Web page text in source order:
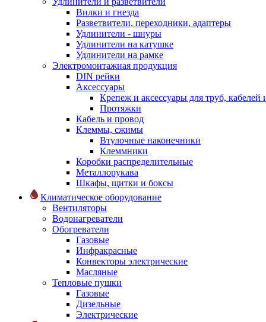
Вилки и гнезда
Разветвители, переходники, адаптеры
Удлинители - шнуры
Удлинители на катушке
Удлинители на рамке
Электромонтажная продукция
DIN рейки
Аксессуары
Крепеж и аксессуары для труб, кабелей
Протяжки
Кабель и провод
Клеммы, сжимы
Втулочные наконечники
Клеммники
Коробки распределительные
Металлорукава
Шкафы, щитки и боксы
Климатическое оборудование
Вентиляторы
Водонагреватели
Обогреватели
Газовые
Инфракрасные
Конвекторы электрические
Масляные
Тепловые пушки
Газовые
Дизельные
Электрические